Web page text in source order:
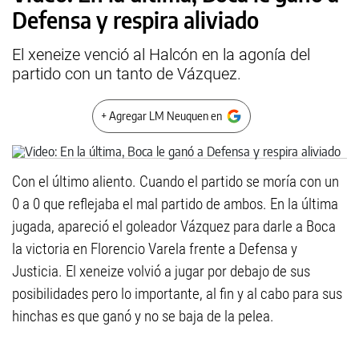
Defensa y respira aliviado
El xeneize venció al Halcón en la agonía del
partido con un tanto de Vázquez.
+ Agregar LM Neuquen en
Con el último aliento. Cuando el partido se moría con un
0 a 0 que reflejaba el mal partido de ambos. En la última
jugada, apareció el goleador Vázquez para darle a Boca
la victoria en Florencio Varela frente a Defensa y
Justicia. El xeneize volvió a jugar por debajo de sus
posibilidades pero lo importante, al fin y al cabo para sus
hinchas es que ganó y no se baja de la pelea.